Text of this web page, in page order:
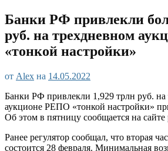
Банки РФ привлекли
руб. на трехдневном
«тонкой настройки»
от Alex на 14.05.2022
Банки РФ привлекли 1,929 трлн руб. на
аукционе РЕПО «тонкой настройки»
Об этом в пятницу сообщается на сайте
Ранее регулятор сообщал, что вторая
состоится 28 февраля. Минимальная